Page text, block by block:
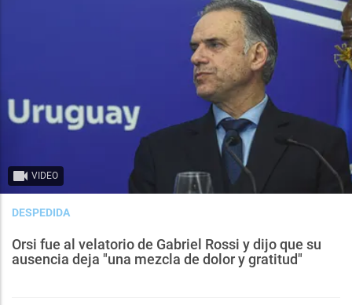
VIDEO
DESPEDIDA
Orsi fue al velatorio de Gabriel Rossi y dijo que su
ausencia deja "una mezcla de dolor y gratitud"